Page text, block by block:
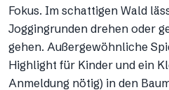
Fokus. Im schattigen Wald
Joggingrunden drehen oder
gehen. Außergewöhnliche
Highlight für Kinder und ein
Anmeldung nötig) in den